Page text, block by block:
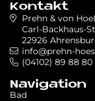
Kontakt
Prehn & von
Carl-Backhaus-
22926
info@prehn-
(04102) 89 88 80
Navigation
Bad